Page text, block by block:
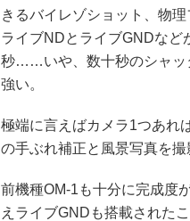
きるバイレゾショット、物
ライブNDとライブGNDなど
秒……いや、数十秒のシャッ
強い。
極端に言えばカメラ1つあれ
の手ぶれ補正と風景写真を
前機種OM-1も十分に完成度
えライブGNDも搭載された